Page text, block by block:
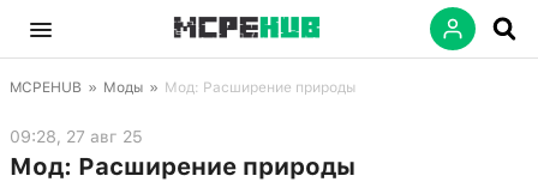
MCPEHUB » Моды » Мод: Расширение природы
09:28, 27 авг 25
Мод: Расширение природы